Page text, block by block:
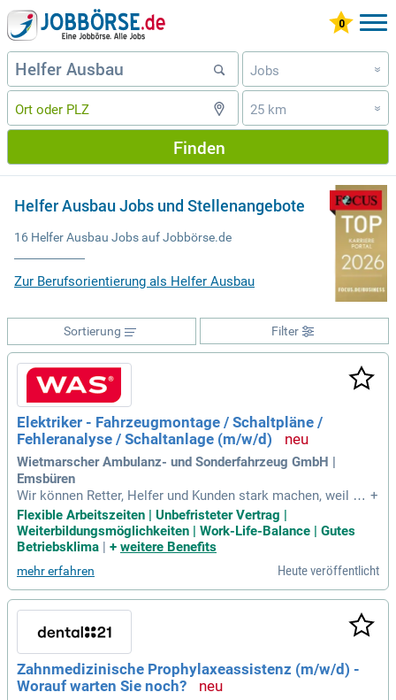
Jobs »
25 km »
Finden
Helfer Ausbau Jobs und Stellenangebote
16 Helfer Ausbau Jobs auf Jobbörse.de
Zur Berufsorientierung als Helfer Ausbau
Filter
Sortierung
Elektriker - Fahrzeugmontage / Schaltpläne /
Fehleranalyse / Schaltanlage (m/w/d)
Wietmarscher Ambulanz- und Sonderfahrzeug GmbH |
Emsbüren
Wir können Retter, Helfer und Kunden stark machen, weil wir
350 erfahrene und motivierte Mitarbeiter haben. Weil unsere
Mitarbeiter einen guten Job machen, wachsen wir weiter.
+
Flexible Arbeitszeiten | Unbefristeter Vertrag |
Weiterbildungsmöglichkeiten | Work-Life-Balance | Gutes
Betriebsklima | + weitere Benefits
mehr erfahren Heute veröffentlicht
Zahnmedizinische Prophylaxeassistenz (m/w/d) -
Worauf warten Sie noch?